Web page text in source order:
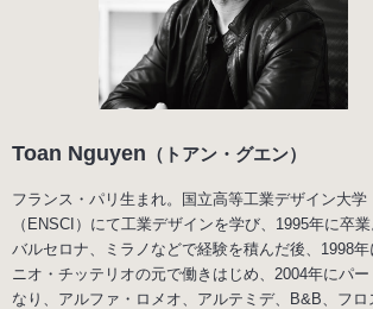
Toan Nguyen （トアン・グエン）
フランス・パリ生まれ。国立高等工業デザイン大学
（ENSCI）にて工業デザインを学び、1995年に卒業
バルセロナ、ミラノなどで経験を積んだ後、1998年
ニオ・チッテリオの元で働きはじめ、2004年にパー
なり、アルファ・ロメオ、アルテミデ、B&B、フロ